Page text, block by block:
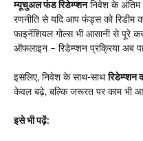
म्यूचुअल फंड रिडेम्प्शननिवेश के अंतिम
रणनीति से यदि आप फंड्स को
फाइनेंशियल गोल्स भी आसानी से पूरे
ऑफलाइन – रिडेम्प्शन प्रक्रिया अब
इसलिए, निवेश के साथ-साथरिडेम्प्शन
केवल बढ़े, बल्कि जरूरत पर काम भी
इसे भी पढ़ें: